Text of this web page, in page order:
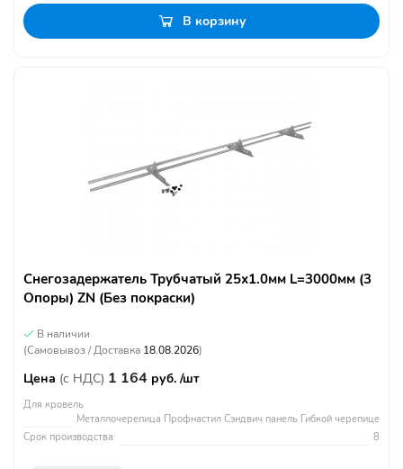
В корзину
Снегозадержатель Трубчатый 25х1.0мм L=3000мм (3
Опоры) ZN (Без покраски)
В наличии
(Самовывоз / Доставка 18.08.2026)
Цена (с НДС) 1 164 руб. /шт
Для кровель
Металлочерепица Профнастил Сэндвич панель Гибкой черепице
Срок производства
8